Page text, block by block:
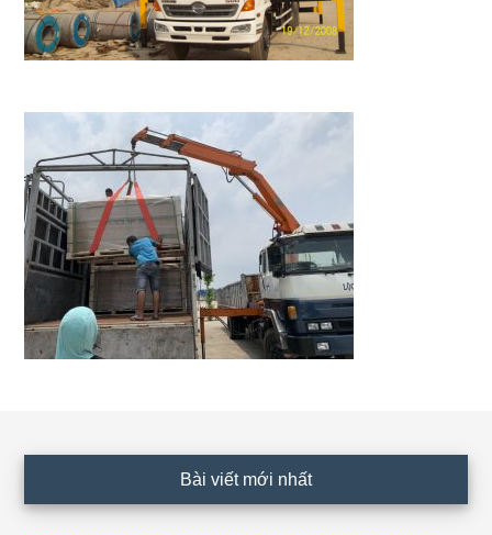
Bài viết mới nhất